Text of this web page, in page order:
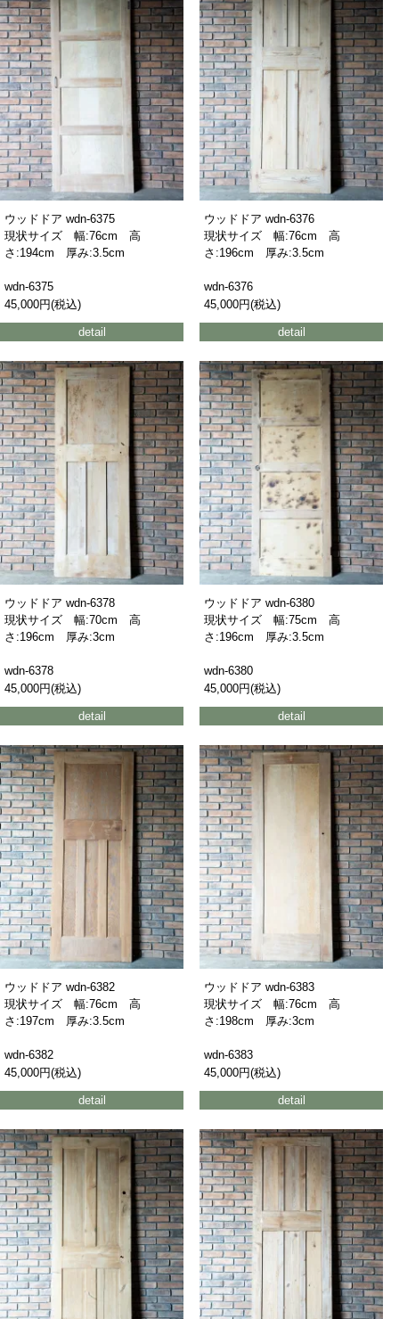
ウッドドア wdn-6375
現状サイズ 幅:76cm 高
さ:194cm 厚み:3.5cm
wdn-6375
45,000円(税込)
detail
ウッドドア wdn-6376
現状サイズ 幅:76cm 高
さ:196cm 厚み:3.5cm
wdn-6376
45,000円(税込)
detail
ウッドドア wdn-6378
現状サイズ 幅:70cm 高
さ:196cm 厚み:3cm
wdn-6378
45,000円(税込)
detail
ウッドドア wdn-6380
現状サイズ 幅:75cm 高
さ:196cm 厚み:3.5cm
wdn-6380
45,000円(税込)
detail
ウッドドア wdn-6382
現状サイズ 幅:76cm 高
さ:197cm 厚み:3.5cm
wdn-6382
45,000円(税込)
detail
ウッドドア wdn-6383
現状サイズ 幅:76cm 高
さ:198cm 厚み:3cm
wdn-6383
45,000円(税込)
detail